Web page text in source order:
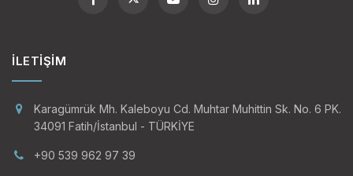
İLETIŞIM
Karagümrük Mh. Kaleboyu Cd. Muhtar Muhittin Sk. No. 6 PK.
34091 Fatih/İstanbul - TÜRKİYE
+90 539 962 97 39